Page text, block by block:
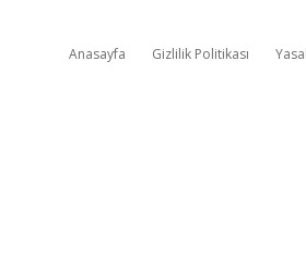
Anasayfa Gizlilik Politikası